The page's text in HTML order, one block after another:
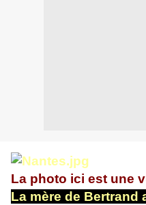
La photo ici est une
La mère de Bertrand